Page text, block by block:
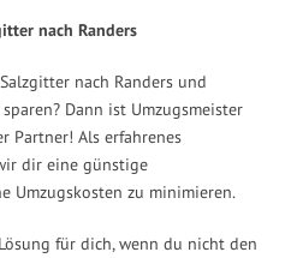
nach Randers
nach Randers und
Dann ist Umzugsmeister
Partner! Als erfahrenes
dir eine günstige
Umzugskosten zu minimieren.
für dich, wenn du nicht den